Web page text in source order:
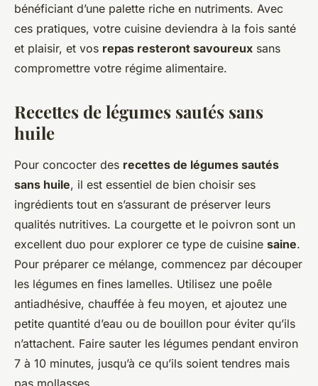
bénéficiant d’une palette riche en nutriments. Avec
ces pratiques, votre cuisine deviendra à la fois santé
et plaisir, et vos repas resteront savoureux sans
compromettre votre régime alimentaire.
Recettes de légumes sautés sans
huile
Pour concocter des recettes de légumes sautés
sans huile, il est essentiel de bien choisir ses
ingrédients tout en s’assurant de préserver leurs
qualités nutritives. La courgette et le poivron sont un
excellent duo pour explorer ce type de cuisine saine.
Pour préparer ce mélange, commencez par découper
les légumes en fines lamelles. Utilisez une poêle
antiadhésive, chauffée à feu moyen, et ajoutez une
petite quantité d’eau ou de bouillon pour éviter qu’ils
n’attachent. Faire sauter les légumes pendant environ
7 à 10 minutes, jusqu’à ce qu’ils soient tendres mais